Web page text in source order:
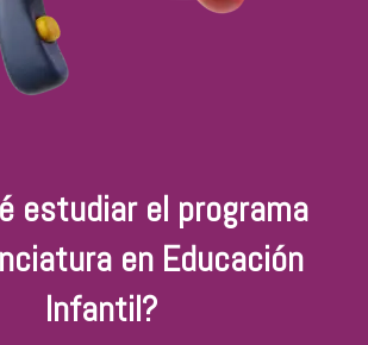
estudiar el programa
en Educación
Infantil?